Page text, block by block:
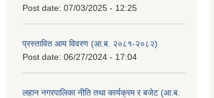
Post date: 07/03/2025 - 12:25
प्रस्तावित आय विवरण (आ.ब. २०८१-२०८२)
Post date: 06/27/2024 - 17:04
लहान नगरपालिका नीति तथा कार्यक्रम र बजेट (आ.ब.